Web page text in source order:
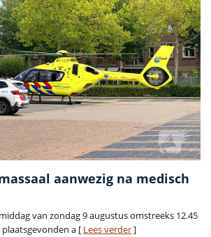
aanwezig na medisch
van zondag 9 augustus omstreeks 12.45
a [ Lees verder]